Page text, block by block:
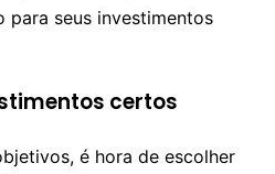
para seus investimentos
certos
é hora de escolher